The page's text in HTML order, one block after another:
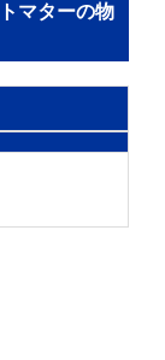
マターの物